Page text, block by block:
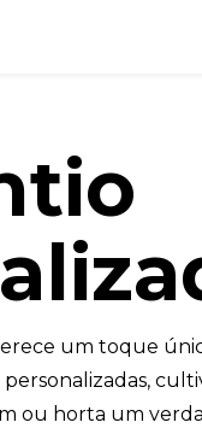
um toque
ou horta um